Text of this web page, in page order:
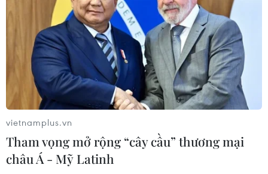
Nhà nước không thể kiểm soát, dẫn đến tình
trạng “giá đất đuổi theo giá nhà” không có điểm
dừng. Hệ quả là giá bất động sản tăng phi mã,
tạo ra tâm lý đầu cơ và gây bất ổn thị trường.
vietnamplus.vn
Tham vọng mở rộng “cây cầu” thương mại
châu Á - Mỹ Latinh